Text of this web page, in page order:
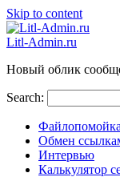
Skip to content
Litl-Admin.ru
Новый облик
Search:
Файлопомойка
Обмен
Интервью
Калькулятор